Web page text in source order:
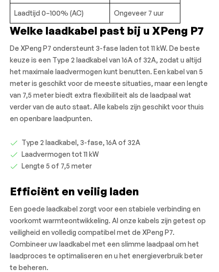
Laadtijd 0–100% (AC) Ongeveer 7 uur
Welke laadkabel past bij u XPeng P7
De XPeng P7 ondersteunt 3-fase laden tot 11 kW. De beste
keuze is een Type 2 laadkabel van 16A of 32A, zodat u altijd
het maximale laadvermogen kunt benutten. Een kabel van 5
meter is geschikt voor de meeste situaties, maar een lengte
van 7,5 meter biedt extra flexibiliteit als de laadpaal wat
verder van de auto staat. Alle kabels zijn geschikt voor thuis
en openbare laadpunten.
Type 2 laadkabel, 3-fase, 16A of 32A
Laadvermogen tot 11 kW
Lengte 5 of 7,5 meter
Efficiënt en veilig laden
Een goede laadkabel zorgt voor een stabiele verbinding en
voorkomt warmteontwikkeling. Al onze kabels zijn getest op
veiligheid en volledig compatibel met de XPeng P7.
Combineer uw laadkabel met een slimme laadpaal om het
laadproces te optimaliseren en u het energieverbruik beter
te beheren.